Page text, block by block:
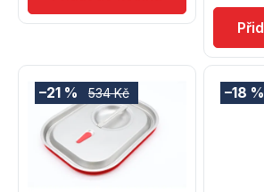
u
k
d
u
534 Kč
–21 % –18 %